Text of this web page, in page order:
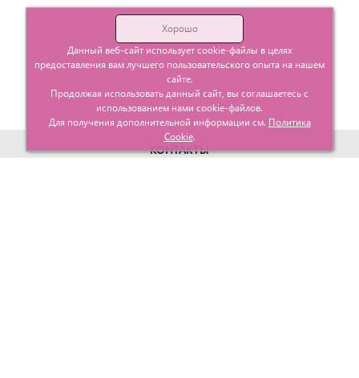
КОНТАКТЫ
Хорошо
Данный веб-сайт использует cookie-файлы в целях
предоставления вам лучшего пользовательского опыта на нашем
сайте.
Продолжая использовать данный сайт, вы соглашаетесь с
использованием нами cookie-файлов.
Для получения дополнительной информации см. Политика
Cookie.